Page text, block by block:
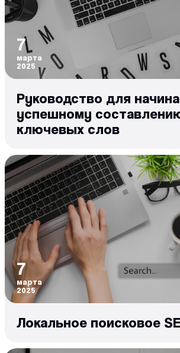
7
марта
2025
Руководство для
успешному
ключевых слов
7
марта
2025
Локальное поисковое